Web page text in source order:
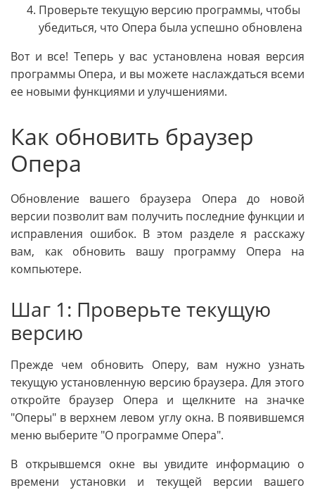
Проверьте текущую версию программы, чтобы
убедиться, что Опера была успешно обновлена
Вот и все! Теперь у вас установлена новая версия
программы Опера, и вы можете наслаждаться всеми
ее новыми функциями и улучшениями.
Как обновить браузер
Опера
Обновление вашего браузера Опера до новой
версии позволит вам получить последние функции и
исправления ошибок. В этом разделе я расскажу
вам, как обновить вашу программу Опера на
компьютере.
Шаг 1: Проверьте текущую
версию
Прежде чем обновить Оперу, вам нужно узнать
текущую установленную версию браузера. Для этого
откройте браузер Опера и щелкните на значке
"Оперы" в верхнем левом углу окна. В появившемся
меню выберите "О программе Опера".
В открывшемся окне вы увидите информацию о
времени установки и текущей версии вашего